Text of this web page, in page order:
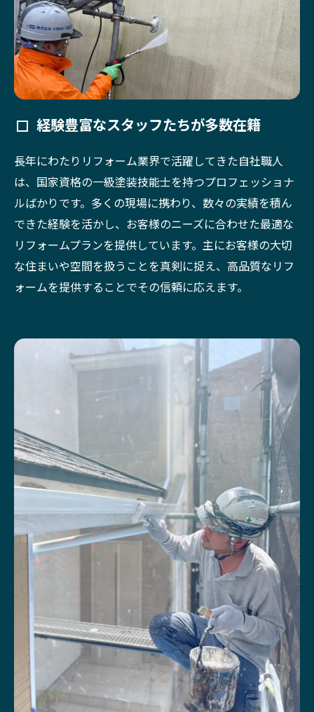
経験豊富なスタッフたちが多数在籍
長年にわたりリフォーム業界で活躍してきた自社職人
は、国家資格の一級塗装技能士を持つプロフェッショナ
ルばかりです。多くの現場に携わり、数々の実績を積ん
できた経験を活かし、お客様のニーズに合わせた最適な
リフォームプランを提供しています。主にお客様の大切
な住まいや空間を扱うことを真剣に捉え、高品質なリフ
ォームを提供することでその信頼に応えます。